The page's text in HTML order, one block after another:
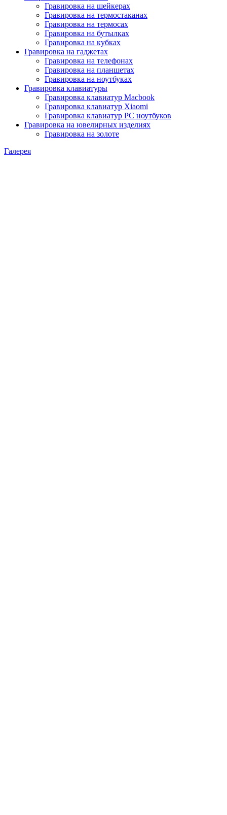
Гравировка на шейкерах
Гравировка на термостаканах
Гравировка на термосах
Гравировка на бутылках
Гравировка на кубках
Гравировка на гаджетах
Гравировка на телефонах
Гравировка на планшетах
Гравировка на ноутбуках
Гравировка клавиатуры
Гравировка клавиатур Macbook
Гравировка клавиатур Xiaomi
Гравировка клавиатур PC ноутбуков
Гравировка на ювелирных изделиях
Гравировка на золоте
Галерея